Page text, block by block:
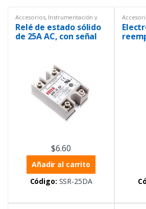
Accesorios, Instrumentación y
Procesos Relés Sinotimer,
Temperatura
Relé de estado sólido
de 25A AC, con señal
$6.60
Añadir al carrito
Código: SSR-25DA
Procesos